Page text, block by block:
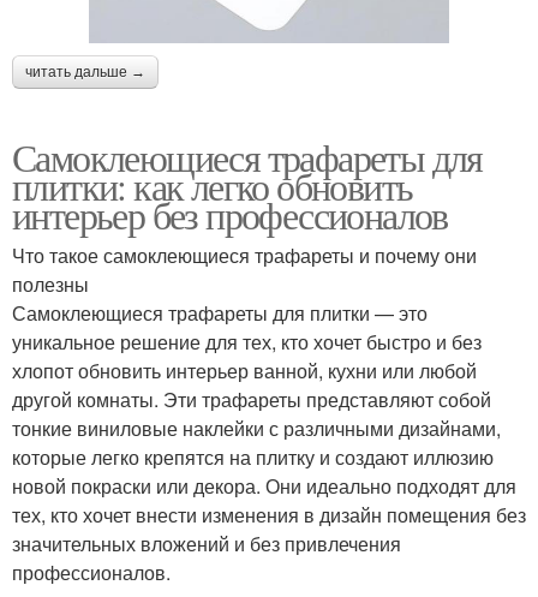
читать дальше →
Самоклеющиеся трафареты для
плитки: как легко обновить
интерьер без профессионалов
Что такое самоклеющиеся трафареты и почему они
полезны
Самоклеющиеся трафареты для плитки — это
уникальное решение для тех, кто хочет быстро и без
хлопот обновить интерьер ванной, кухни или любой
другой комнаты. Эти трафареты представляют собой
тонкие виниловые наклейки с различными дизайнами,
которые легко крепятся на плитку и создают иллюзию
новой покраски или декора. Они идеально подходят для
тех, кто хочет внести изменения в дизайн помещения без
значительных вложений и без привлечения
профессионалов.